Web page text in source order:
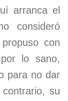
arranca el
consideró
con
lo sano,
para no dar
su